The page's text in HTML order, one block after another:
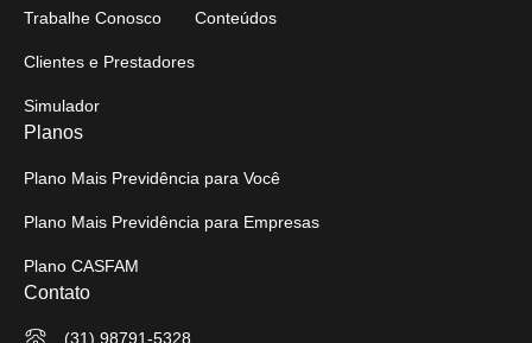
Trabalhe Conosco
Clientes e Prestadores
Simulador
Conteúdos
Planos
Plano Mais Previdência para Você
Plano Mais Previdência para Empresas
Plano CASFAM
Contato
(31) 98791-5328